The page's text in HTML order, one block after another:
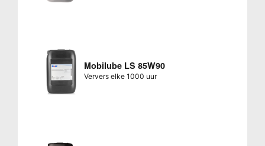
Mobilube LS 85W90
Ververs elke 1000 uur